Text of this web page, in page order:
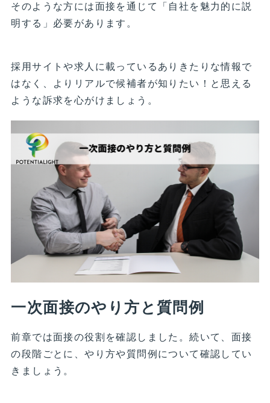
そのような方には面接を通じて「自社を魅力的に説
明する」必要があります。
採用サイトや求人に載っているありきたりな情報で
はなく、よりリアルで候補者が知りたい！と思える
ような訴求を心がけましょう。
一次面接のやり方と質問例
前章では面接の役割を確認しました。続いて、面接
の段階ごとに、やり方や質問例について確認してい
きましょう。